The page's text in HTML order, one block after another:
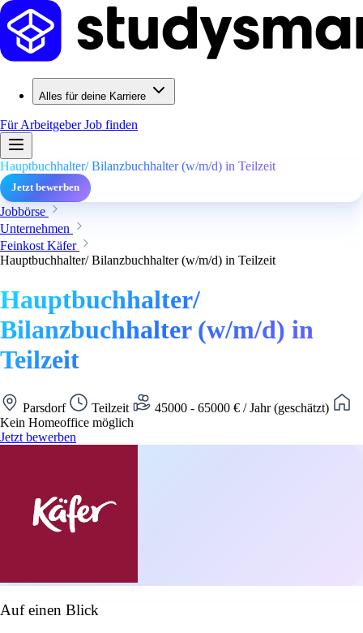
Alles für deine Karriere
Für ArbeitgeberJob finden
Hauptbuchhalter/ Bilanzbuchhalter (w/m/d) in Teilzeit
Jetzt bewerben
Jobbörse
Unternehmen
Feinkost Käfer
Hauptbuchhalter/ Bilanzbuchhalter (w/m/d) in Teilzeit
Hauptbuchhalter/
Bilanzbuchhalter (w/m/d) in
Teilzeit
Parsdorf Teilzeit
45000 - 65000 € / Jahr (geschätzt)
Kein Homeoffice möglich
Jetzt bewerben
Auf einen Blick